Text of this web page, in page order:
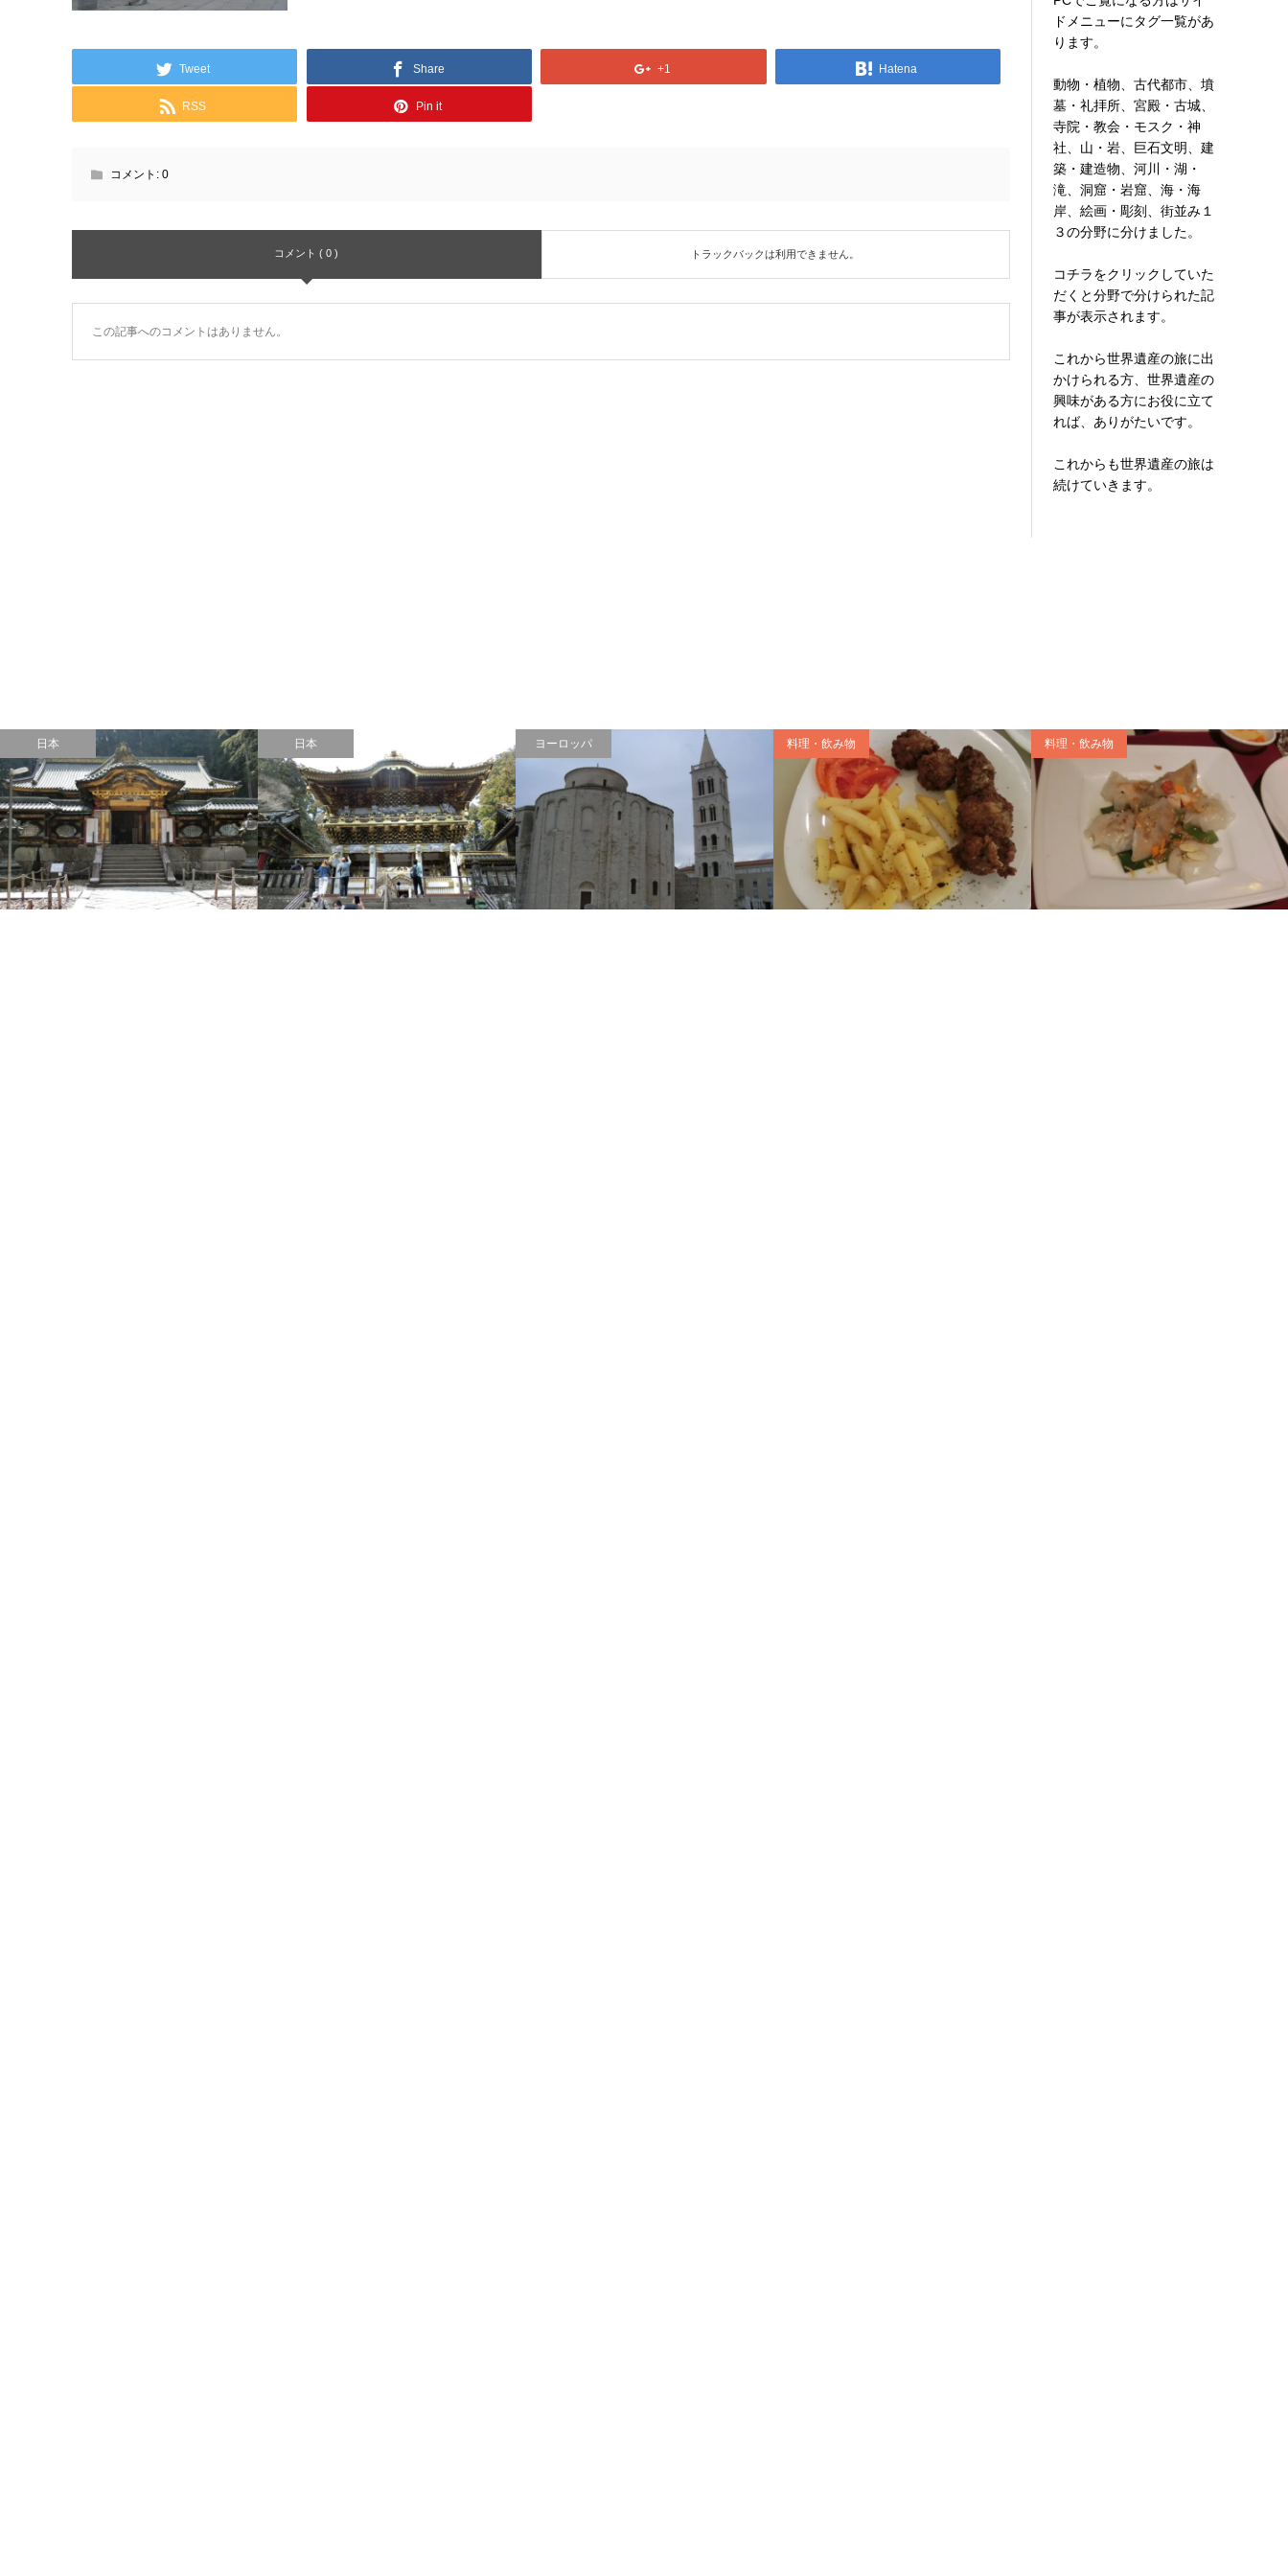
Tweet Share +1 Hatena
RSS Pin it
コメント: 0
コメント ( 0 ) トラックバックは利用できません。
この記事へのコメントはありません。
ドメニューにタグ一覧があ
ります。
動物・植物、古代都市、墳
墓・礼拝所、宮殿・古城、
寺院・教会・モスク・神
社、山・岩、巨石文明、建
築・建造物、河川・湖・
滝、洞窟・岩窟、海・海
岸、絵画・彫刻、街並み１
３の分野に分けました。
コチラをクリックしていた
だくと分野で分けられた記
事が表示されます。
これから世界遺産の旅に出
かけられる方、世界遺産の
興味がある方にお役に立て
れば、ありがたいです。
これからも世界遺産の旅は
続けていきます。
日本 日本 ヨーロッパ 料理・飲み物 料理・飲み物